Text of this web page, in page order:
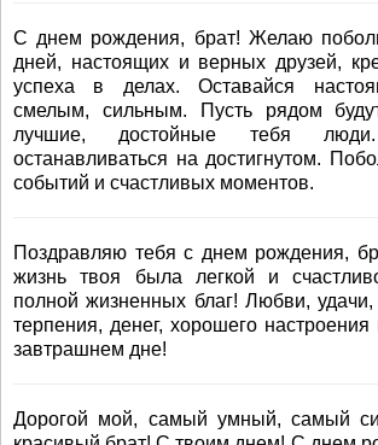
С днем рождения, брат! Желаю
дней, настоящих и верных друзей,
успеха в делах. Оставайся
смелым, сильным. Пусть рядом
лучшие, достойные тебя
останавливаться на достигнутом.
событий и счастливых моментов.
Поздравляю тебя с днем рождения,
жизнь твоя была легкой и
полной жизненных благ! Любви,
терпения, денег, хорошего
завтрашнем дне!
Дорогой мой, самый умный, самый